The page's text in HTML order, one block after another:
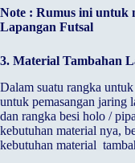
Note : Rumus ini untuk
Lapangan Futsal
3. Material Tambahan
Dalam suatu rangka
untuk pemasangan jaring
dan rangka besi holo /
kebutuhan material nya,
kebutuhan material